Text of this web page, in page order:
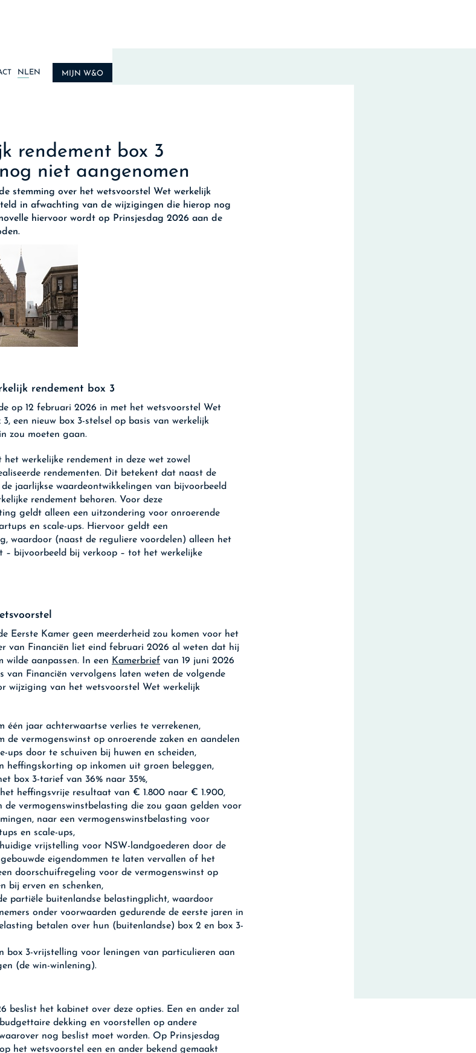
NL EN MIJN W&O
rendement box 3
niet aangenomen
stemming over het wetsvoorstel Wet werkelijk
in afwachting van de wijzigingen die hierop nog
hiervoor wordt op Prinsjesdag 2026 aan de
rendement box 3
op 12 februari 2026 in met het wetsvoorstel Wet
een nieuw box 3-stelsel op basis van werkelijk
zou moeten gaan.
werkelijke rendement in deze wet zowel
rendementen. Dit betekent dat naast de
jaarlijkse waardeontwikkelingen van bijvoorbeeld
rendement behoren. Voor deze
geldt alleen een uitzondering voor onroerende
en scale-ups. Hiervoor geldt een
waardoor (naast de reguliere voordelen) alleen het
– bijvoorbeeld bij verkoop – tot het werkelijke
Eerste Kamer geen meerderheid zou komen voor het
van Financiën liet eind februari 2026 al weten dat hij
wilde aanpassen. In een Kamerbrief van 19 juni 2026
van Financiën vervolgens laten weten de volgende
wijziging van het wetsvoorstel Wet werkelijk
één jaar achterwaartse verlies te verrekenen,
de vermogenswinst op onroerende zaken en aandelen
ups door te schuiven bij huwen en scheiden,
heffingskorting op inkomen uit groen beleggen,
box 3-tarief van 36% naar 35%,
heffingsvrije resultaat van € 1.800 naar € 1.900,
de vermogenswinstbelasting die zou gaan gelden voor
naar een vermogenswinstbelasting voor
en scale-ups,
vrijstelling voor NSW-landgoederen door de
eigendommen te laten vervallen of het
doorschuifregeling voor de vermogenswinst op
bij erven en schenken,
partiële buitenlandse belastingplicht, waardoor
onder voorwaarden gedurende de eerste jaren in
betalen over hun (buitenlandse) box 2 en box 3-
box 3-vrijstelling voor leningen van particulieren aan
(de win-winlening).
beslist het kabinet over deze opties. Een en ander zal
dekking en voorstellen op andere
nog beslist moet worden. Op Prinsjesdag
het wetsvoorstel een en ander bekend gemaakt